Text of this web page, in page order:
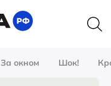
За окном Шок!